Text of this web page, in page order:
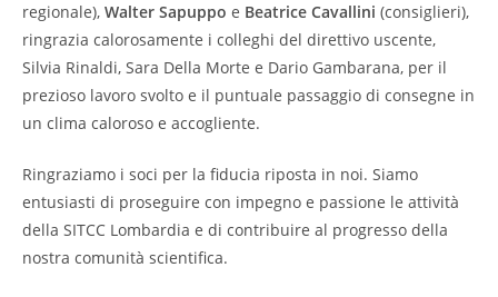
regionale), Walter Sapuppo e Beatrice Cavallini (consiglieri),
ringrazia calorosamente i colleghi del direttivo uscente,
Silvia Rinaldi, Sara Della Morte e Dario Gambarana, per il
prezioso lavoro svolto e il puntuale passaggio di consegne in
un clima caloroso e accogliente.
Ringraziamo i soci per la fiducia riposta in noi. Siamo
entusiasti di proseguire con impegno e passione le attività
della SITCC Lombardia e di contribuire al progresso della
nostra comunità scientifica.